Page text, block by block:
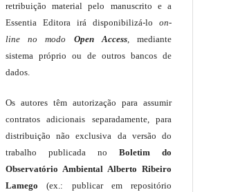
retribuição material pelo manuscrito e a
Essentia Editora irá disponibilizá-lo on-
line
no modo Open Access, mediante
sistema próprio ou de outros bancos de
dados.
Os autores têm autorização para assumir
contratos adicionais separadamente, para
distribuição não exclusiva da versão do
trabalho publicada no Boletim do
Observatório Ambiental Alberto Ribeiro
Lamego (ex.: publicar em repositório